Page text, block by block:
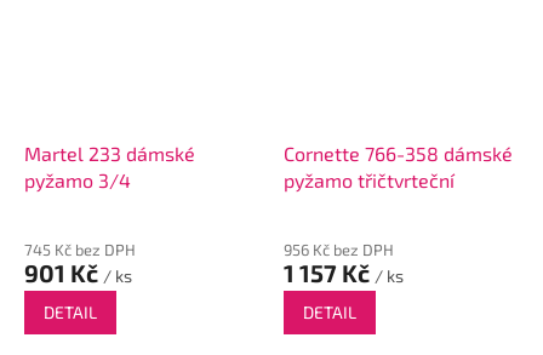
Martel 233 dámské
pyžamo 3/4
745 Kč bez DPH
901 Kč / ks
DETAIL
Cornette 766-358 dámské
pyžamo třičtvrteční
956 Kč bez DPH
1 157 Kč / ks
DETAIL